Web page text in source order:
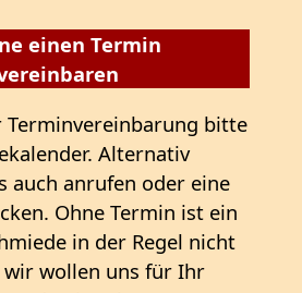
einen Termin
Terminvereinbarung bitte
Alternativ
auch anrufen oder eine
Ohne Termin ist ein
in der Regel nicht
wollen uns für Ihr